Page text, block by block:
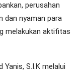
perusahan
dan nyaman para
melakukan aktifitas
S.I.K melalui